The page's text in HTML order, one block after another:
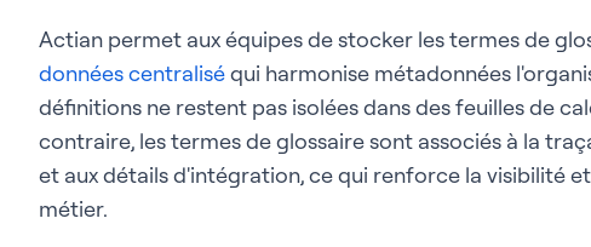
Actian permet aux équipes de stocker les termes de
données centraliséqui harmonise métadonnées
définitions ne restent pas isolées dans des feuilles de
contraire, les termes de glossaire sont associés à la
et aux détails d'intégration, ce qui renforce la visibilité
métier.